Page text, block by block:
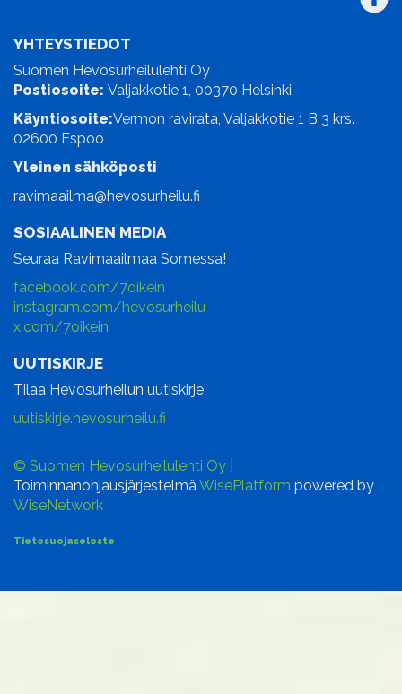
YHTEYSTIEDOT
Suomen Hevosurheilulehti Oy
Postiosoite: Valjakkotie 1, 00370 Helsinki
Käyntiosoite:Vermon ravirata, Valjakkotie 1 B 3 krs.
02600 Espoo
Yleinen sähköposti
ravimaailma@hevosurheilu.fi
SOSIAALINEN MEDIA
Seuraa Ravimaailmaa Somessa!
facebook.com/7oikein
instagram.com/hevosurheilu
x.com/7oikein
UUTISKIRJE
Tilaa Hevosurheilun uutiskirje
uutiskirje.hevosurheilu.fi
© Suomen Hevosurheilulehti Oy
ToiminnanohjausjärjestelmäWisePlatform powered by
WiseNetwork
Tietosuojaseloste